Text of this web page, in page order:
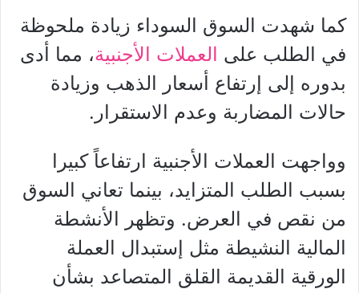
كما شهدت السوق السوداء زيادة ملحوظة
في الطلب على العملات الأجنبية، مما أدى
بدوره إلى إرتفاع أسعار الذهب وزيادة
حالات المضاربة وعدم الاستقرار.
وواجهت العملات الأجنبية ارتفاعاً كبيرا
بسبب الطلب المتزايد، بينما تعاني السوق
من نقص في العرض. وتظهر الأنشطة
المالية النشيطة مثل إستبدال العملة
الورقية القديمة القلق المتصاعد بشأن